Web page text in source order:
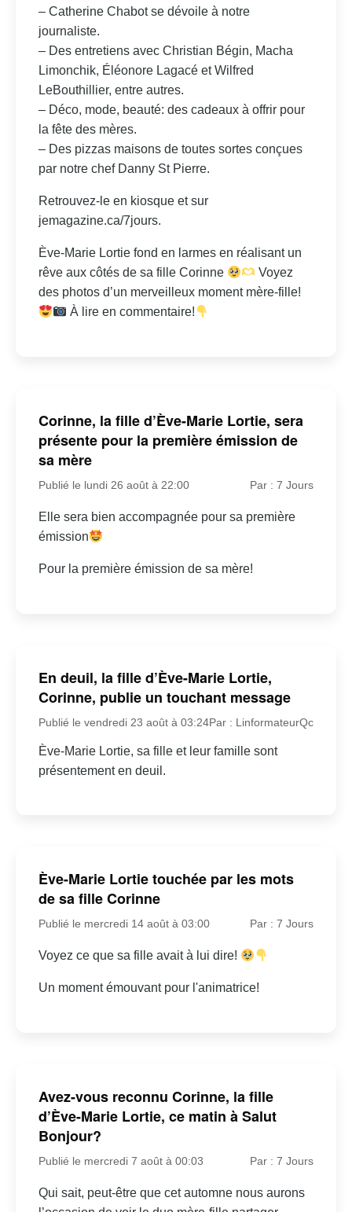
– Catherine Chabot se dévoile à notre
journaliste.
– Des entretiens avec Christian Bégin, Macha
Limonchik, Éléonore Lagacé et Wilfred
LeBouthillier, entre autres.
– Déco, mode, beauté: des cadeaux à offrir pour
la fête des mères.
– Des pizzas maisons de toutes sortes conçues
par notre chef Danny St Pierre.
Retrouvez-le en kiosque et sur
jemagazine.ca/7jours.
Ève-Marie Lortie fond en larmes en réalisant un
rêve aux côtés de sa fille Corinne
Voyez
des photos d’un merveilleux moment mère-fille!
À lire en commentaire!
Corinne, la fille d’Ève-Marie Lortie, sera
présente pour la première émission de
sa mère
Publié le lundi 26 août à 22:00 Par : 7 Jours
Elle sera bien accompagnée pour sa première
émission
Pour la première émission de sa mère!
En deuil, la fille d’Ève-Marie Lortie,
Corinne, publie un touchant message
Publié le vendredi 23 août à 03:24Par : LinformateurQc
Ève-Marie Lortie, sa fille et leur famille sont
présentement en deuil.
Ève-Marie Lortie touchée par les mots
de sa fille Corinne
Publié le mercredi 14 août à 03:00 Par : 7 Jours
Voyez ce que sa fille avait à lui dire!
Un moment émouvant pour l'animatrice!
Avez-vous reconnu Corinne, la fille
d’Ève-Marie Lortie, ce matin à Salut
Bonjour?
Publié le mercredi 7 août à 00:03 Par : 7 Jours
Qui sait, peut-être que cet automne nous aurons